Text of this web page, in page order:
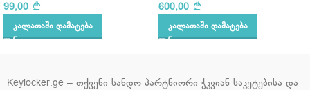
99,00
ᲙᲐᲚᲐᲗᲐᲨᲘ ᲓᲐᲛᲐᲢᲔᲑᲐ
600,00
ᲙᲐᲚᲐᲗᲐᲨᲘ ᲓᲐᲛᲐᲢᲔᲑᲐ
Keylocker.ge – თქვენი სანდო პარტნიორი ჭკვიან საკეტებისა და